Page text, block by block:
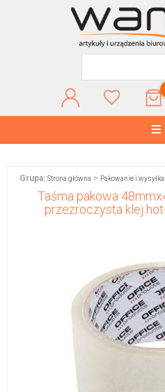
Grupa: Strona główna > Pakowanie i wysyłka
Taśma pakowa
przezroczysta klej